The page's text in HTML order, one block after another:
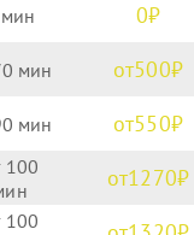
0
500
550
100 1270
100